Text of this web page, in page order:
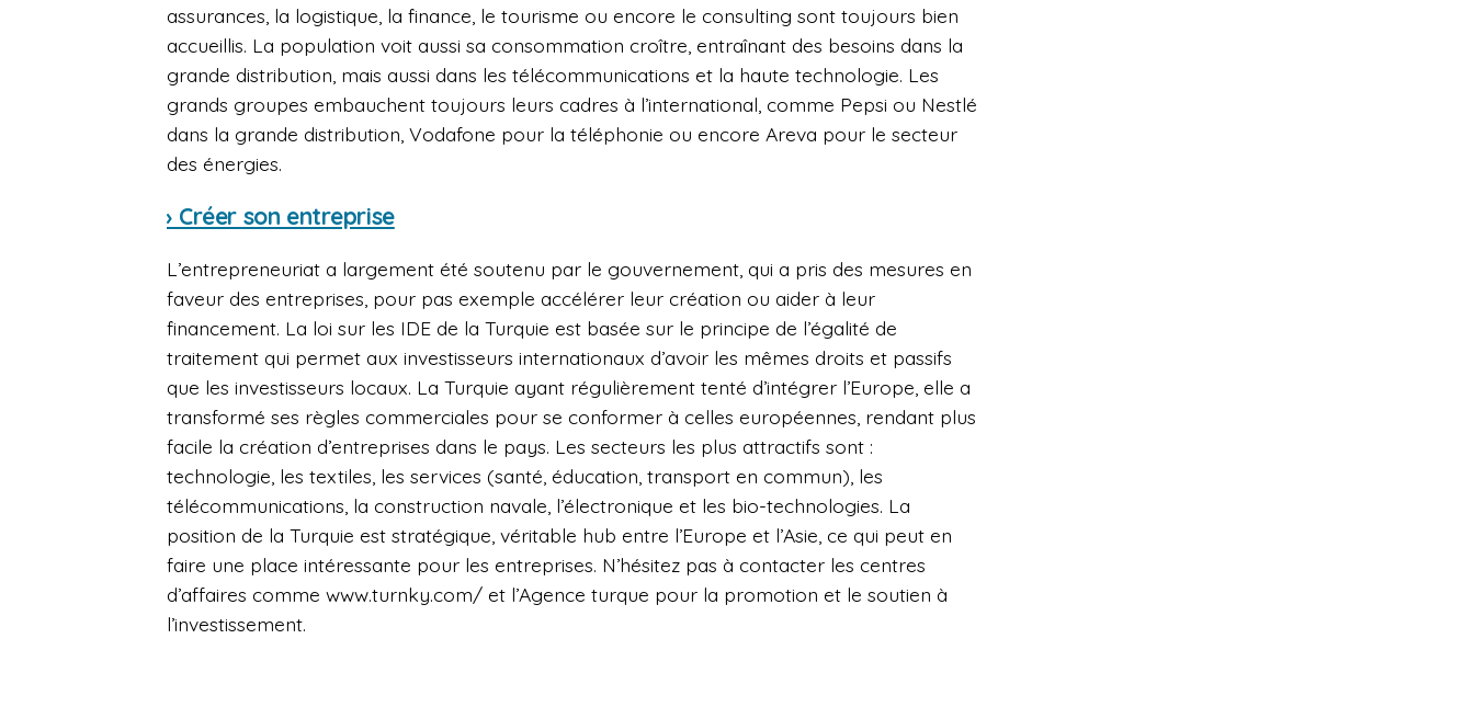
assurances, la logistique, la finance, le tourisme ou encore le consulting sont toujours bien
accueillis. La population voit aussi sa consommation croître, entraînant des besoins dans la
grande distribution, mais aussi dans les télécommunications et la haute technologie. Les
grands groupes embauchent toujours leurs cadres à l’international, comme Pepsi ou Nestlé
dans la grande distribution, Vodafone pour la téléphonie ou encore Areva pour le secteur
des énergies.
› Créer son entreprise
L’entrepreneuriat a largement été soutenu par le gouvernement, qui a pris des mesures en
faveur des entreprises, pour pas exemple accélérer leur création ou aider à leur
financement. La loi sur les IDE de la Turquie est basée sur le principe de l’égalité de
traitement qui permet aux investisseurs internationaux d’avoir les mêmes droits et passifs
que les investisseurs locaux. La Turquie ayant régulièrement tenté d’intégrer l’Europe, elle a
transformé ses règles commerciales pour se conformer à celles européennes, rendant plus
facile la création d’entreprises dans le pays. Les secteurs les plus attractifs sont :
technologie, les textiles, les services (santé, éducation, transport en commun), les
télécommunications, la construction navale, l’électronique et les bio-technologies. La
position de la Turquie est stratégique, véritable hub entre l’Europe et l’Asie, ce qui peut en
faire une place intéressante pour les entreprises. N’hésitez pas à contacter les centres
d’affaires comme www.turnky.com/ et l’Agence turque pour la promotion et le soutien à
l’investissement.